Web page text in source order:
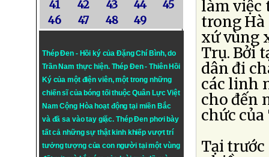
41
42 43 44
45
46
47 48 49
Thép Đen - Hồi ký của Đặng Chí Bình, do
Trần Nam thực hiện. Thép Đen- Thiên Hồi
Ký của một điện viên, một trong những
chiến sĩ của bóng tối thuộc Quân Lực Việt
Nam Cộng Hòa hoạt động tại miền Bắc
và đã sa vào tay giặc. Thép Đen phơi bày
tất cả những sự thật kinh khiếp vượt trí
tưởng tượng của con người tại một vùng
làm việc
trong Hà
xứ vùng
Trụ. Bởi
dân đi
các linh
cho đến
chức
Tại trước